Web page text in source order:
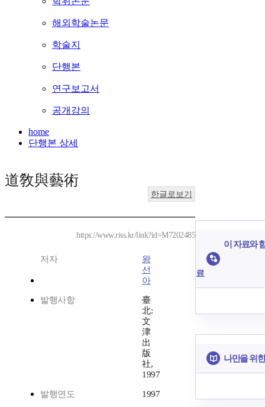
해외학술논문
학술지
단행본
연구보고서
공개강의
home
단행본 상세
道敎與藝術
한글로보기
https://www.riss.kr/link?id=M7202485
저자
왕
선
아
발행사항
臺
北:
文
津
出
版
社,
1997
발행연도 1997
이 자료와
료
나만을 위